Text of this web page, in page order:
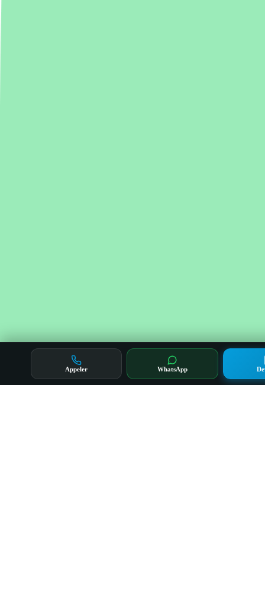
Appeler WhatsApp